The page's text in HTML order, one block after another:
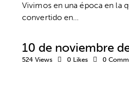
Vivimos en una época en la
convertido en…
10 de noviembre
524 Views 0 Likes 0